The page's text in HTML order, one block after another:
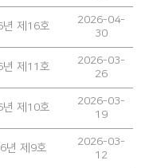
년 제16호
2026-04-
30
년 제11호
2026-03-
26
년 제10호
2026-03-
19
년 제9호
2026-03-
12